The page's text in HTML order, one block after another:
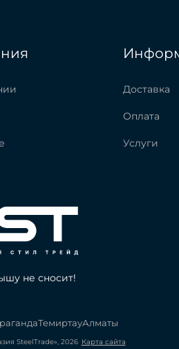
Доставка
Оплата
Услуги
не сносит!
ТемиртауАлматы
SteelTrade», 2026 Карта сайта